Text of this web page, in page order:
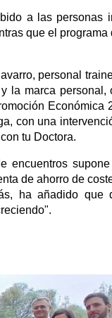
a las personas
que el programa
personal
la marca personal,
Económica
con una
tu Doctora.
encuentros
de ahorro de
ha añadido que